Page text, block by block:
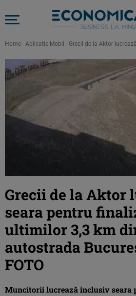
Home - Aplicatie Mobil - Grecii de la Aktor
Grecii de la Aktor
seara pentru
ultimilor 3,3 km
autostrada
FOTO
Muncitorii lucrează inclusiv seara